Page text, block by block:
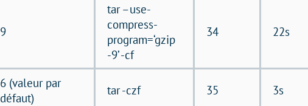
9
tar –use-
compress-
program=‘gzip
-9’ -cf
34 22s
6 (valeur par
défaut)
tar -czf 35 3s